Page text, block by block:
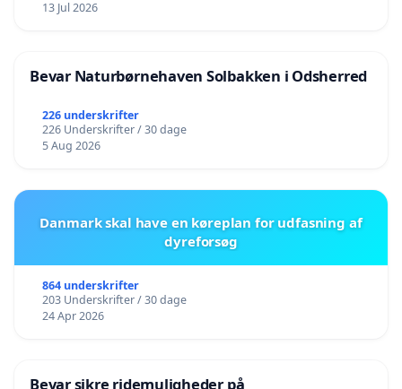
13 Jul 2026
Bevar Naturbørnehaven Solbakken i Odsherred
226 underskrifter
226 Underskrifter / 30 dage
5 Aug 2026
Danmark skal have en køreplan for udfasning af
dyreforsøg
864 underskrifter
203 Underskrifter / 30 dage
24 Apr 2026
Bevar sikre ridemuligheder på